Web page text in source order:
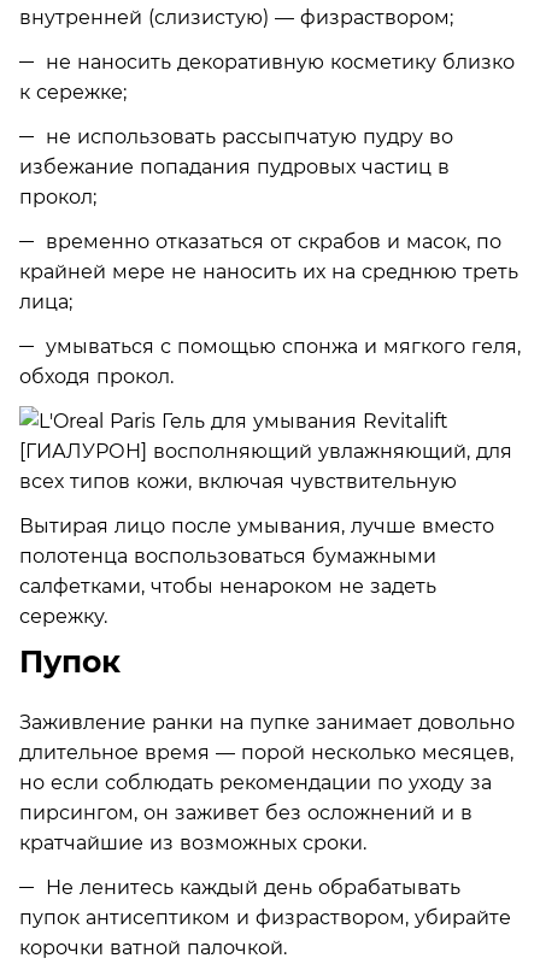
внутренней (слизистую) — физраствором;
не наносить декоративную косметику близко
к сережке;
не использовать рассыпчатую пудру во
избежание попадания пудровых частиц в
прокол;
временно отказаться от скрабов и масок, по
крайней мере не наносить их на среднюю треть
лица;
умываться с помощью спонжа и мягкого геля,
обходя прокол.
Вытирая лицо после умывания, лучше вместо
полотенца воспользоваться бумажными
салфетками, чтобы ненароком не задеть
сережку.
Пупок
Заживление ранки на пупке занимает довольно
длительное время — порой несколько месяцев,
но если соблюдать рекомендации по уходу за
пирсингом, он заживет без осложнений и в
кратчайшие из возможных сроки.
Не ленитесь каждый день обрабатывать
пупок антисептиком и физраствором, убирайте
корочки ватной палочкой.